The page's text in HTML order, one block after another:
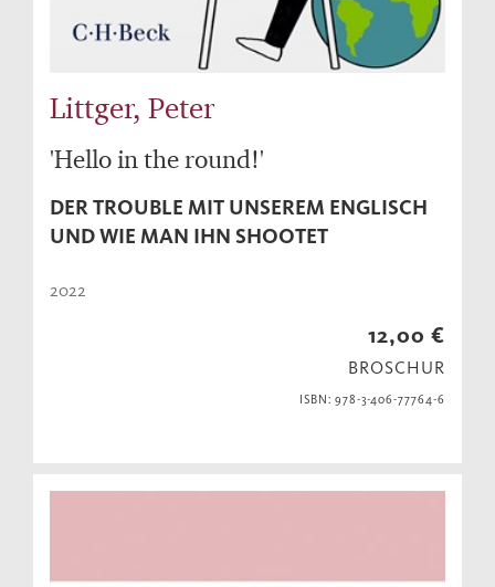
Littger, Peter
'Hello in the round!'
DER TROUBLE MIT UNSEREM ENGLISCH
UND WIE MAN IHN SHOOTET
2022
12,00 €
BROSCHUR
ISBN: 978-3-406-77764-6